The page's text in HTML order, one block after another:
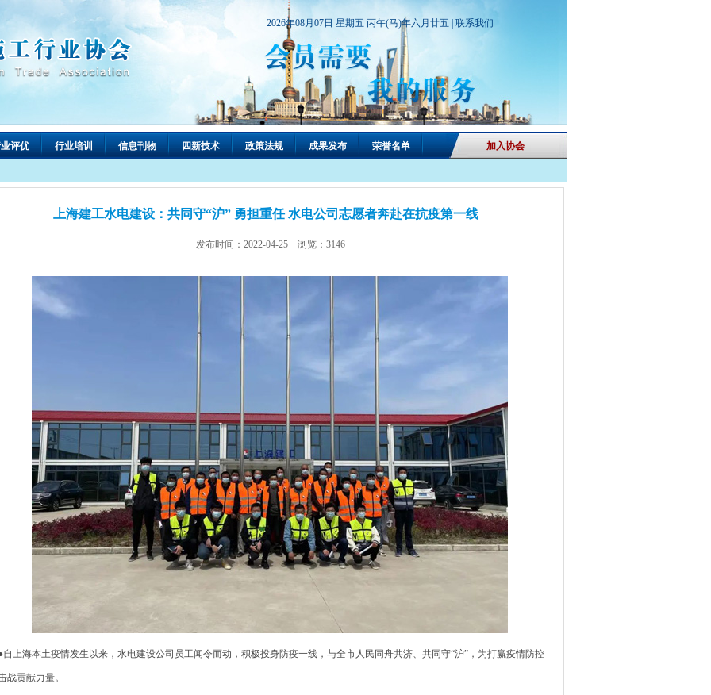
2026年08月07日 星期五 丙午(马)年六月廿五 | 联系我们
评优 行业培训 信息刊物 四新技术 政策法规 成果发布 荣誉名单 加入协会
上海建工水电建设：共同守“沪” 勇担重任 水电公司志愿者奔赴在抗疫第一线
发布时间：2022-04-25 浏览：3146
上海本土疫情发生以来，水电建设公司员工闻令而动，积极投身防疫一线，与全市人民同舟共济、共同守“沪”，为打赢疫情防控
战贡献力量。